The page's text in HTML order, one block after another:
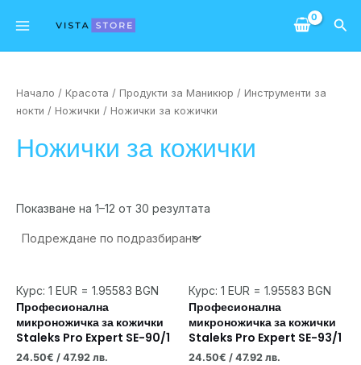
Начало / Красота / Продукти за Маникюр / Инструменти за
нокти / Ножички / Ножички за кожички
Ножички за кожички
Показване на 1–12 от 30 резултата
Курс: 1 EUR = 1.95583 BGN
Професионална
микроножичка за кожички
Staleks Pro Expert SE-90/1
24.50€ / 47.92 лв.
Курс: 1 EUR = 1.95583 BGN
Професионална
микроножичка за кожички
Staleks Pro Expert SE-93/1
24.50€ / 47.92 лв.